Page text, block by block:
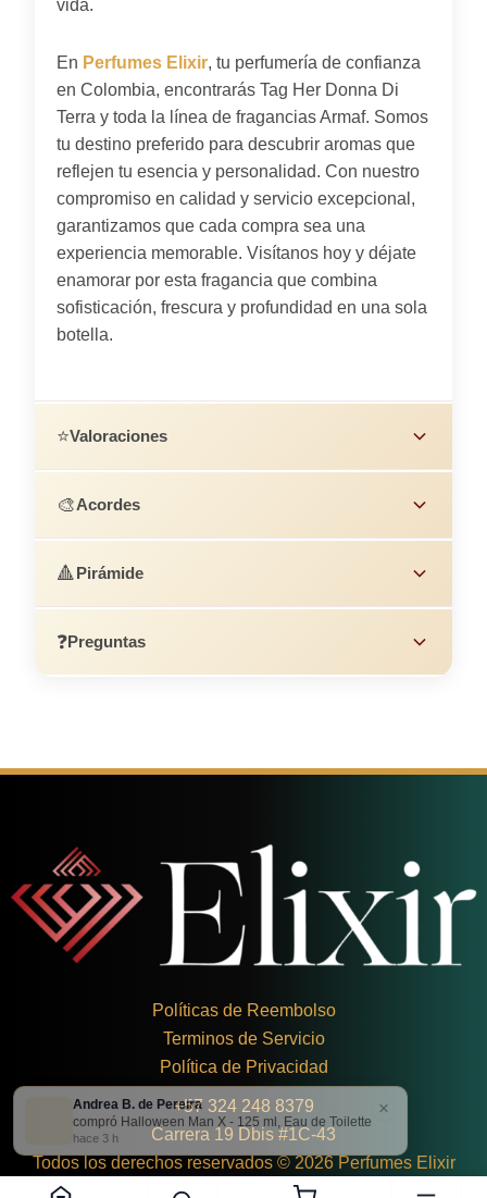
vida.
En Perfumes Elixir, tu perfumería de confianza
en Colombia, encontrarás Tag Her Donna Di
Terra y toda la línea de fragancias Armaf. Somos
tu destino preferido para descubrir aromas que
reflejen tu esencia y personalidad. Con nuestro
compromiso en calidad y servicio excepcional,
garantizamos que cada compra sea una
experiencia memorable. Visítanos hoy y déjate
enamorar por esta fragancia que combina
sofisticación, frescura y profundidad en una sola
botella.
⭐Valoraciones
🎨Acordes
🔺Pirámide
❓Preguntas
Políticas de Reembolso
Terminos de Servicio
Política de Privacidad
+57 324 248 8379
Carrera 19 Dbis #1C-43
Todos los derechos reservados © 2026 Perfumes Elixir
Andrea B. de Pereira
compró Halloween Man X - 125 ml, Eau de Toilette
hace 3 h
×